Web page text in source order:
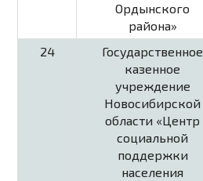
Ордынского
района»
24
Государственное
казенное
учреждение
Новосибирской
области «Центр
социальной
поддержки
населения